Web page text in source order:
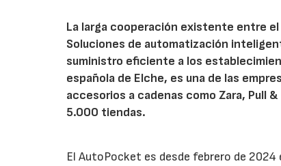
La larga cooperación existente entre
Soluciones de automatización
suministro eficiente a los
española de Elche, es una de las
accesorios a cadenas como Zara, Pull
5.000 tiendas.
El AutoPocket es desde febrero de